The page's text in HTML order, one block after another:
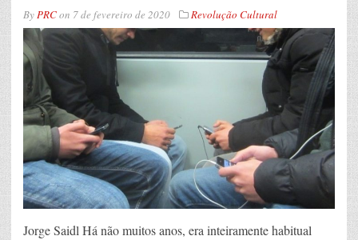
ByPRCon 7 de fevereiro de 2020 Revolução Cultural
Jorge Saidl Há não muitos anos, era inteiramente habitual